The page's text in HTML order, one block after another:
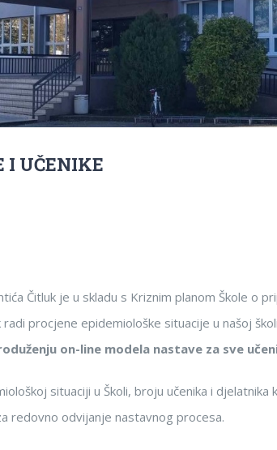
I UČENIKE
Čitluk je u skladu s Kriznim planom Škole o
procjene epidemiološke situacije u našoj
on-line modela nastave za sve
situaciji u Školi, broju učenika i djelatnika
redovno odvijanje nastavnog procesa.